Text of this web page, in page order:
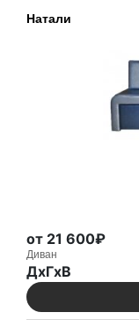
Натали
от 21 600₽
Диван
ДxГxВ